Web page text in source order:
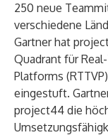
250 neue
verschiedene
Gartner hat
Quadrant für
Platforms
eingestuft.
project44 die